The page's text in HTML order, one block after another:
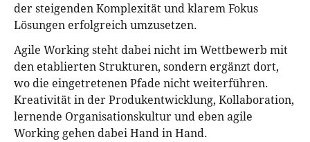
der steigenden Komplexität und klarem Fokus
Lösungen erfolgreich umzusetzen.
Agile Working steht dabei nicht im Wettbewerb mit
den etablierten Strukturen, sondern ergänzt dort,
wo die eingetretenen Pfade nicht weiterführen.
Kreativität in der Produkentwicklung, Kollaboration,
lernende Organisationskultur und eben agile
Working gehen dabei Hand in Hand.